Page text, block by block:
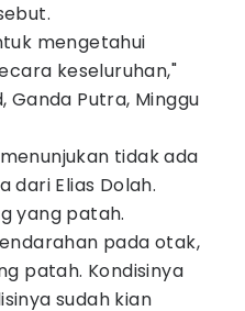
mengetahui
keseluruhan,"
Ganda Putra, Minggu
tidak ada
dari Elias Dolah.
yang patah.
pada otak,
patah. Kondisinya
sudah kian